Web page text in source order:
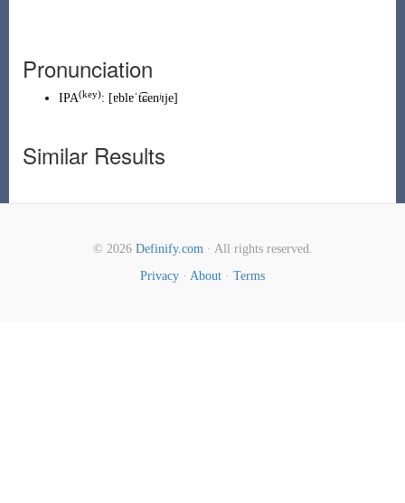
Pronunciation
IPA(key): [ɐblɐˈt͡ɕenʲɪje]
Similar Results
© 2026 Definify.com· All rights reserved.
Privacy · About · Terms